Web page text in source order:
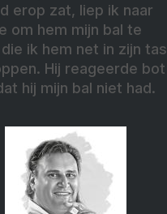
erop zat, liep ik naar
om hem mijn bal te
ik hem net in zijn tas
Hij reageerde bot
hij mijn bal niet had.